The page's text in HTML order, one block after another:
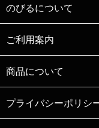
のびるについて
ご利用案内
商品について
プライバシーポリシ
Copyright